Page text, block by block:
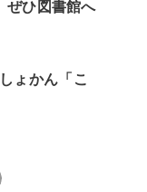
ぜひ図書館へ
ょかん「こ